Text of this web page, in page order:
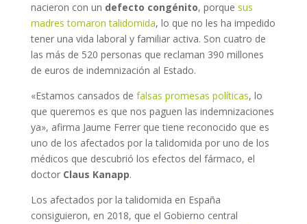
nacieron con un defecto congénito, porque sus
madres tomaron talidomida, lo que no les ha impedido
tener una vida laboral y familiar activa. Son cuatro de
las más de 520 personas que reclaman 390 millones
de euros de indemnización al Estado.
«Estamos cansados de falsas promesas políticas, lo
que queremos es que nos paguen las indemnizaciones
ya», afirma Jaume Ferrer que tiene reconocido que es
uno de los afectados por la talidomida por uno de los
médicos que descubrió los efectos del fármaco, el
doctorClaus Kanapp.
Los afectados por la talidomida en España
consiguieron, en 2018, que el Gobierno central